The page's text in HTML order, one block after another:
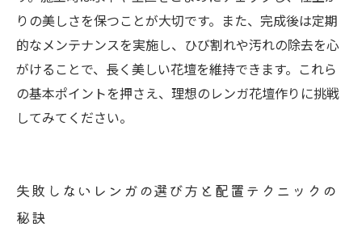
りの美しさを保つことが大切です。また、完成後は定期
的なメンテナンスを実施し、ひび割れや汚れの除去を心
がけることで、長く美しい花壇を維持できます。これら
の基本ポイントを押さえ、理想のレンガ花壇作りに挑戦
してみてください。
失敗しないレンガの選び方と配置テクニックの
秘訣